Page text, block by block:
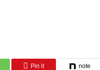
Pin it note